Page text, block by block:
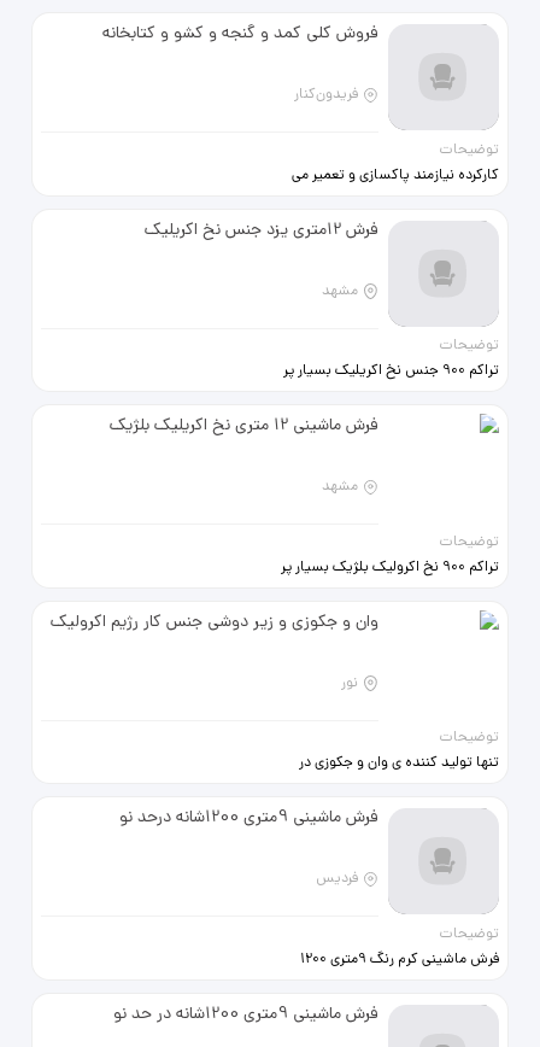
فروش کلی کمد و گنجه و کشو و کتابخانه
فریدون‌کنار
توضیحات
کارکرده نیازمند پاکسازی و تعمیر می
فرش 12متری یزد جنس نخ اکریلیک
مشهد
توضیحات
تراکم 900 جنس نخ اکریلیک بسیار پر
فرش ماشینی 12 متری نخ اکریلیک بلژیک
مشهد
توضیحات
تراکم 900 نخ اکرولیک بلژیک بسیار پر
وان و جکوزی و زیر دوشی جنس کار رژیم اکرولیک
نور
توضیحات
تنها تولید کننده ی وان و جکوزی در
ده سال خدمات پس از فروش
فرش ماشینی 9متری 1200شانه درحد نو
فردیس
توضیحات
فرش ماشینی کرم رنگ 9متری 1200
فرش ماشینی 9متری 1200شانه در حد نو